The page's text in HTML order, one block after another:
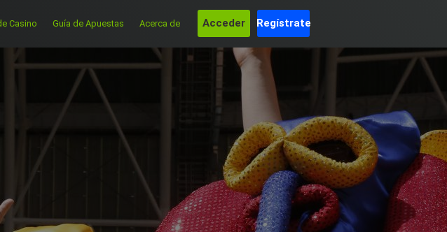
Casino Guía de Apuestas Acerca de Acceder Regístrate